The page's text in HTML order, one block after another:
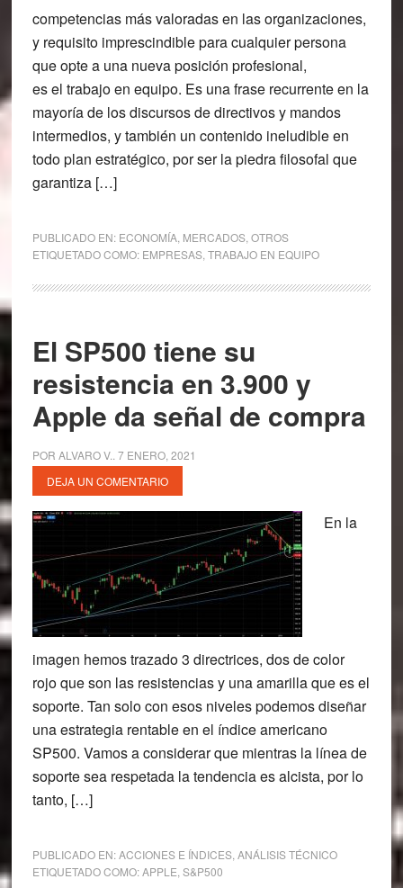
competencias más valoradas en las organizaciones,
y requisito imprescindible para cualquier persona
que opte a una nueva posición profesional,
es el trabajo en equipo. Es una frase recurrente en la
mayoría de los discursos de directivos y mandos
intermedios, y también un contenido ineludible en
todo plan estratégico, por ser la piedra filosofal que
garantiza […]
PUBLICADO EN: ECONOMÍA, MERCADOS, OTROS
ETIQUETADO COMO: EMPRESAS, TRABAJO EN EQUIPO
El SP500 tiene su
resistencia en 3.900 y
Apple da señal de compra
POR ALVARO V. 7 ENERO, 2021
DEJA UN COMENTARIO
En la
imagen hemos trazado 3 directrices, dos de color
rojo que son las resistencias y una amarilla que es el
soporte. Tan solo con esos niveles podemos diseñar
una estrategia rentable en el índice americano
SP500. Vamos a considerar que mientras la línea de
soporte sea respetada la tendencia es alcista, por lo
tanto, […]
PUBLICADO EN:ACCIONES E ÍNDICES, ANÁLISIS TÉCNICO
ETIQUETADO COMO:APPLE S&P500